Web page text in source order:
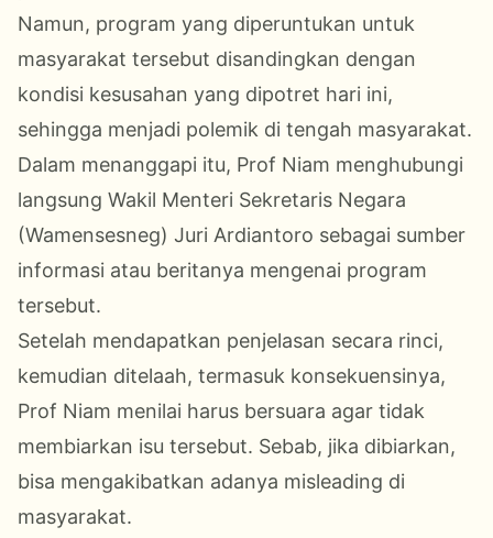
Namun, program yang diperuntukan untuk
masyarakat tersebut disandingkan dengan
kondisi kesusahan yang dipotret hari ini,
sehingga menjadi polemik di tengah masyarakat.
Dalam menanggapi itu, Prof Niam menghubungi
langsung Wakil Menteri Sekretaris Negara
(Wamensesneg) Juri Ardiantoro sebagai sumber
informasi atau beritanya mengenai program
tersebut.
Setelah mendapatkan penjelasan secara rinci,
kemudian ditelaah, termasuk konsekuensinya,
Prof Niam menilai harus bersuara agar tidak
membiarkan isu tersebut. Sebab, jika dibiarkan,
bisa mengakibatkan adanya misleading di
masyarakat.